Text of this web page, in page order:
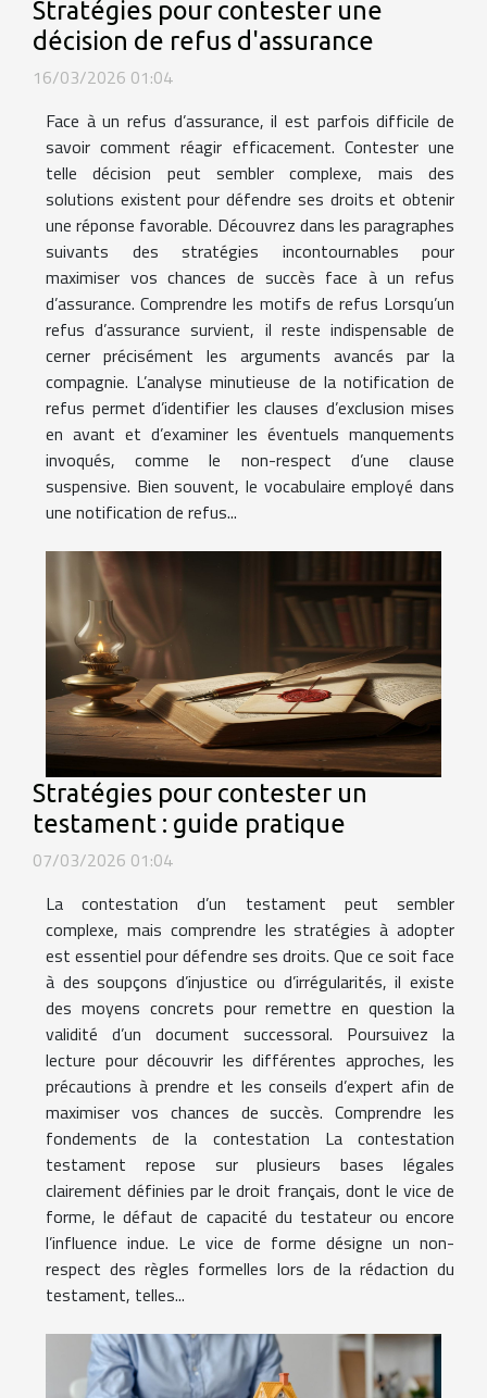
Stratégies pour contester une
décision de refus d'assurance
16/03/2026 01:04
Face à un refus d’assurance, il est parfois difficile de
savoir comment réagir efficacement. Contester une
telle décision peut sembler complexe, mais des
solutions existent pour défendre ses droits et obtenir
une réponse favorable. Découvrez dans les paragraphes
suivants des stratégies incontournables pour
maximiser vos chances de succès face à un refus
d’assurance. Comprendre les motifs de refus Lorsqu’un
refus d’assurance survient, il reste indispensable de
cerner précisément les arguments avancés par la
compagnie. L’analyse minutieuse de la notification de
refus permet d’identifier les clauses d’exclusion mises
en avant et d’examiner les éventuels manquements
invoqués, comme le non-respect d’une clause
suspensive. Bien souvent, le vocabulaire employé dans
une notification de refus...
Stratégies pour contester un
testament : guide pratique
07/03/2026 01:04
La contestation d’un testament peut sembler
complexe, mais comprendre les stratégies à adopter
est essentiel pour défendre ses droits. Que ce soit face
à des soupçons d’injustice ou d’irrégularités, il existe
des moyens concrets pour remettre en question la
validité d’un document successoral. Poursuivez la
lecture pour découvrir les différentes approches, les
précautions à prendre et les conseils d’expert afin de
maximiser vos chances de succès. Comprendre les
fondements de la contestation La contestation
testament repose sur plusieurs bases légales
clairement définies par le droit français, dont le vice de
forme, le défaut de capacité du testateur ou encore
l’influence indue. Le vice de forme désigne un non-
respect des règles formelles lors de la rédaction du
testament, telles...